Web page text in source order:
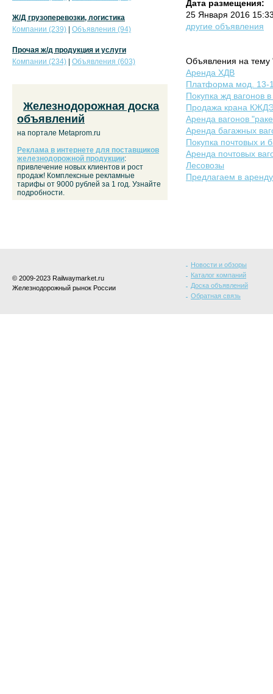
Дата размещения:
25 Января 2016
другие объявления
Объявления на тему
Аренда ХДВ
Платформа мод. 13-
Покупка жд вагонов
Продажа крана
Аренда вагонов
Аренда багажных
Покупка почтовых и
Аренда почтовых
Лесовозы
Предлагаем в
Ж/Д грузоперевозки, логистика
Компании (239)
Объявления (94)
Прочая ж/д продукция и услуги
Компании (234)
Объявления (603)
Железнодорожная доска
объявлений
на портале Metaprom.ru
Реклама в интернете для поставщиков
железнодорожной продукции:
привлечение новых клиентов и рост
продаж! Комплексные рекламные
тарифы от 9000 рублей за 1 год. Узнайте
подробности.
© 2009-2023 Railwaymarket.ru
Железнодорожный рынок России
Новости и обзоры
Каталог компаний
Доска объявлений
Обратная связь